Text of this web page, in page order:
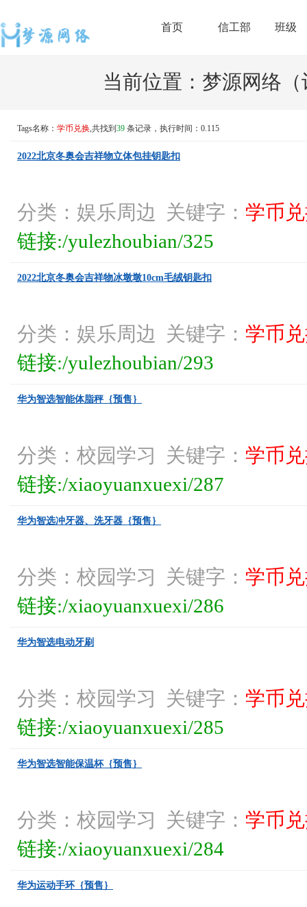
首页 信工部 班级
当前位置： 梦源网络（
Tags名称： 学币兑换,共找到 39 条记录，执行时间：0.115
2022北京冬奥会吉祥物立体包挂钥匙扣
分类：娱乐周边 关键字： 学币
链接:/yulezhoubian/325
2022北京冬奥会吉祥物冰墩墩10cm毛绒钥匙扣
分类：娱乐周边 关键字： 学币
链接:/yulezhoubian/293
华为智选智能体脂秤｛预售｝
分类：校园学习 关键字： 学币
链接:/xiaoyuanxuexi/287
华为智选冲牙器、洗牙器｛预售｝
分类：校园学习 关键字： 学币
链接:/xiaoyuanxuexi/286
华为智选电动牙刷
分类：校园学习 关键字： 学币
链接:/xiaoyuanxuexi/285
华为智选智能保温杯｛预售｝
分类：校园学习 关键字： 学币
链接:/xiaoyuanxuexi/284
华为运动手环｛预售｝